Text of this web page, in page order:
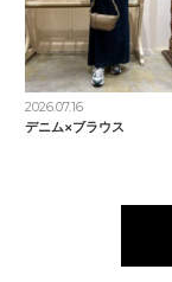
2026.07.16
デニム×ブラウス